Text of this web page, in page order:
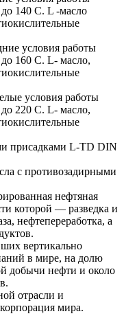
до 140 С. L -масло
условия работы
до 160 С. L- масло,
условия работы
до 220 С. L- масло,
присадками L-TD DIN
с противозадирными
нефтяная
которой — разведка и
нефтепереработка, а
вертикально
в мире, на долю
добычи нефти и около
отрасли и
мира.